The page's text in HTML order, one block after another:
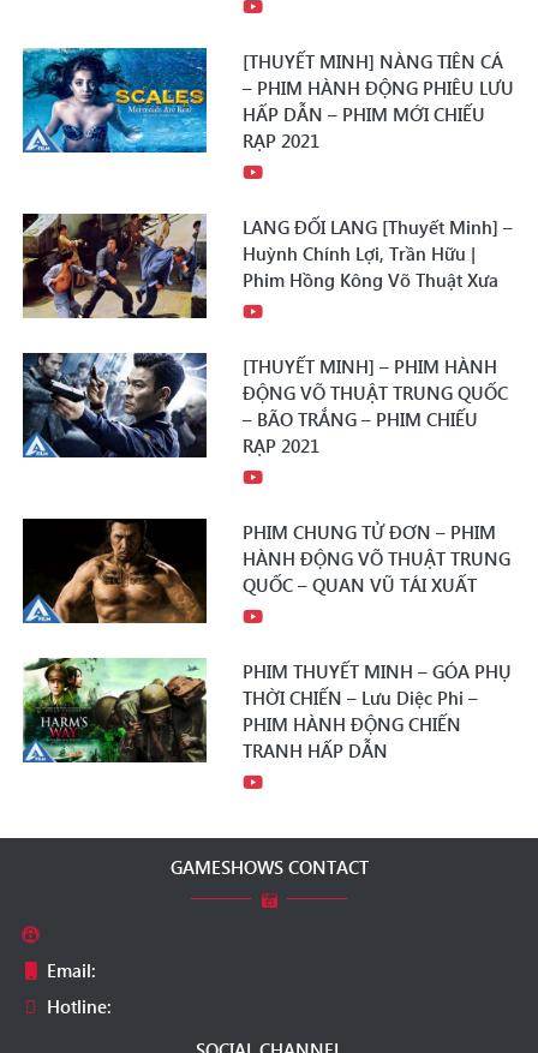
[THUYẾT MINH] NÀNG TIÊN CÁ
– PHIM HÀNH ĐỘNG PHIÊU LƯU
HẤP DẪN – PHIM MỚI CHIẾU
RẠP 2021
LANG ĐỐI LANG [Thuyết Minh] –
Huỳnh Chính Lợi, Trần Hữu |
Phim Hồng Kông Võ Thuật Xưa
[THUYẾT MINH] – PHIM HÀNH
ĐỘNG VÕ THUẬT TRUNG QUỐC
– BÃO TRẮNG – PHIM CHIẾU
RẠP 2021
PHIM CHUNG TỬ ĐƠN – PHIM
HÀNH ĐỘNG VÕ THUẬT TRUNG
QUỐC – QUAN VŨ TÁI XUẤT
PHIM THUYẾT MINH – GÓA PHỤ
THỜI CHIẾN – Lưu Diệc Phi –
PHIM HÀNH ĐỘNG CHIẾN
TRANH HẤP DẪN
GAMESHOWS CONTACT
Email:
Hotline: